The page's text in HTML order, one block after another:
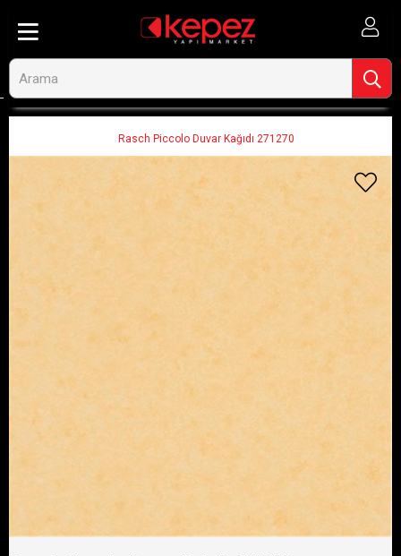
Rasch Piccolo Duvar Kağıdı 271270